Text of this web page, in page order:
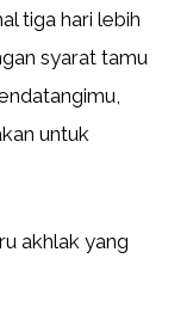
tiga hari lebih
syarat tamu
untuk
akhlak yang